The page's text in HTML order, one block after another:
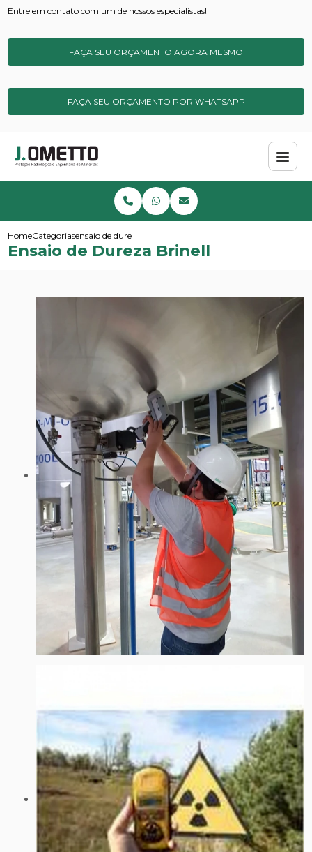
Entre em contato com um de nossos especialistas!
FAÇA SEU ORÇAMENTO AGORA MESMO
FAÇA SEU ORÇAMENTO POR WHATSAPP
HomeCategoriasensaio de dureza brinell
Ensaio de Dureza Brinell